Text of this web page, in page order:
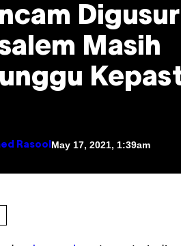
Masih
Rasool May 17, 2021, 1:39am